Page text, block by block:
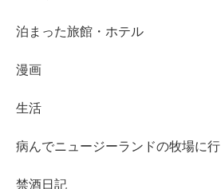
泊まった旅館・ホテル
漫画
生活
病んでニュージーランドの牧場に
禁酒日記